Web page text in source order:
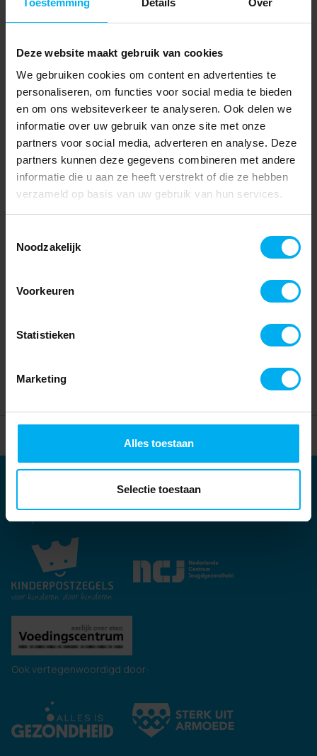
Deze website maakt gebruik van cookies
We gebruiken cookies om content en advertenties te
personaliseren, om functies voor social media te bieden
en om ons websiteverkeer te analyseren. Ook delen we
informatie over uw gebruik van onze site met onze
partners voor social media, adverteren en analyse. Deze
partners kunnen deze gegevens combineren met andere
informatie die u aan ze heeft verstrekt of die ze hebben
verzameld op basis van uw gebruik van hun services.
Noodzakelijk
Voorkeuren
Statistieken
Marketing
Alles toestaan
Selectie toestaan
Kernpartners:
Ook vertegenwoordigd door: